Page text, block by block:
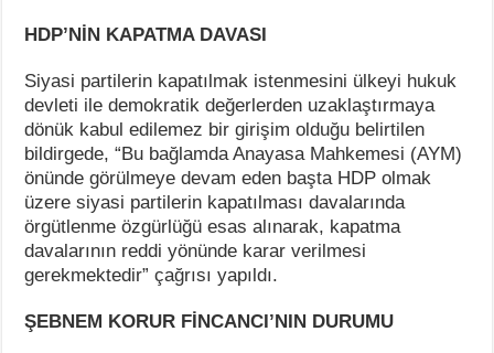
HDP’NİN KAPATMA DAVASI
Siyasi partilerin kapatılmak istenmesini ülkeyi hukuk
devleti ile demokratik değerlerden uzaklaştırmaya
dönük kabul edilemez bir girişim olduğu belirtilen
bildirgede, “Bu bağlamda Anayasa Mahkemesi (AYM)
önünde görülmeye devam eden başta HDP olmak
üzere siyasi partilerin kapatılması davalarında
örgütlenme özgürlüğü esas alınarak, kapatma
davalarının reddi yönünde karar verilmesi
gerekmektedir” çağrısı yapıldı.
ŞEBNEM KORUR FİNCANCI’NIN DURUMU